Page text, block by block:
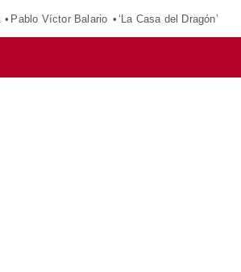
Pablo Víctor Balario ‘La Casa del Dragón’